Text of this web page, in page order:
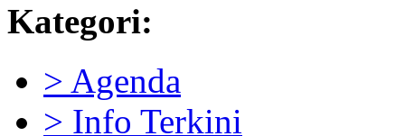
Kategori:
> Agenda
> Info Terkini